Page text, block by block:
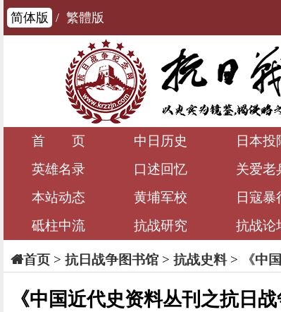
简体版 / 繁體版
首 页 中日历史 日本投
英雄名录
口述回忆 关爱老
本站动态
黄埔军校 日寇暴
砥柱中流
抗战研究 抗战论
首页> 抗日战争图书馆 > 抗战史料> 《中
《中国近代史资料丛刊之抗日